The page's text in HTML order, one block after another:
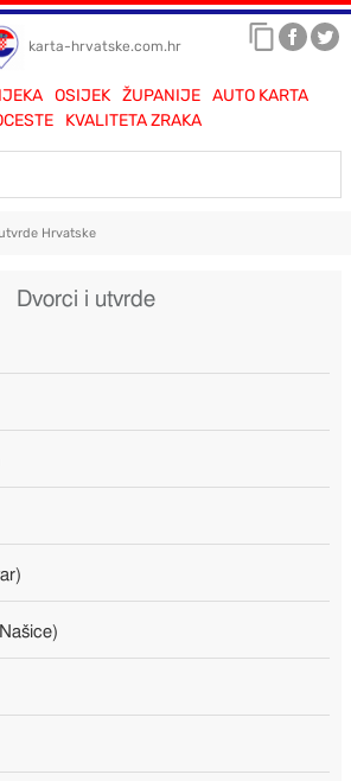
karta-hrvatske.com.hr
OSIJEK ŽUPANIJE
AUTO KARTA
KVALITETA ZRAKA
Hrvatske
Dvorci i utvrde